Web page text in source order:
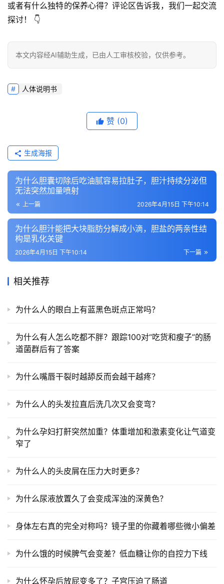
或者有什么独特的保养心得？评论区告诉我，我们一起交流
探讨！
👇
本文内容经AI辅助生成，已由人工审核校验，仅供参考。
人体说明书
赞 (0)
生成海报
为什么胆囊切除后吃油腻容易拉肚子，胆汁持续分泌但
无法突然加量喷射
上一篇 2026年4月15日 下午10:14
为什么胆汁能把大块脂肪分解成小滴，胆盐的两亲性结
构是乳化关键
下一篇
2026年4月15日 下午10:14
相关推荐
为什么人的眼白上有蓝黑色斑点正常吗？
为什么有人怎么吃都不胖？跟踪100对“吃货和瘦子”的肠
道菌群后有了答案
为什么嘴唇干裂时越舔反而会越干越疼？
为什么人的头发拉直后洗几次又会变弯？
为什么孕妇打鼾突然加重？体重增加和激素变化让气道变
窄了
为什么人的头皮屑在压力大时更多？
为什么尿液放置久了会变成浑浊的深黄色？
身体左右真的完全对称吗？镜子里的你藏着哪些微小偏差
为什么饿的时候脾气会变差？低血糖让你的自控力下线
为什么怀孕后放屁变多了？子宫压迫了肠道